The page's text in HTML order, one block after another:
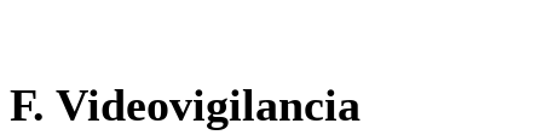
F. Videovigilancia